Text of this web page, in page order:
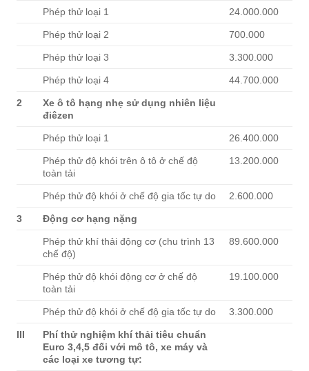
Phép thử loại 1 24.000.000
Phép thử loại 2 700.000
Phép thử loại 3 3.300.000
Phép thử loại 4 44.700.000
2 Xe ô tô hạng nhẹsử dụng nhiên liệu
điêzen
Phép thử loại 1 26.400.000
Phép thử độ khói trên ô tô ở chế độ
toàn tải
13.200.000
Phép thử độ khói ở chế độ gia tốc tự do 2.600.000
3 Độngcơ hạng nặng
Phép thử khí thải động cơ (chu trình 13
chế độ)
89.600.000
Phép thử độ khói động cơ ở chế độ
toàn tải
19.100.000
Phép thử độ khói ở chế độ gia tốc tự do 3.300.000
III
Phí thử nghiệm khí thải tiêu chuẩn
Euro 3,4,5 đối với mô tô, xe máy và
các loại xe tương tự: